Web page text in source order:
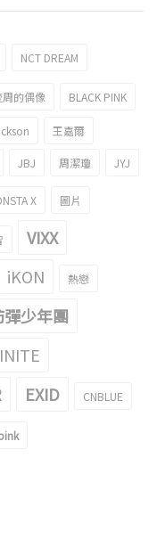
NCT DREAM
周的偶像 BLACK PINK
王嘉爾
JBJ 周潔瓊 JYJ
X 圖片
VIXX
iKON 熱戀
彈少年團
EXID CNBLUE